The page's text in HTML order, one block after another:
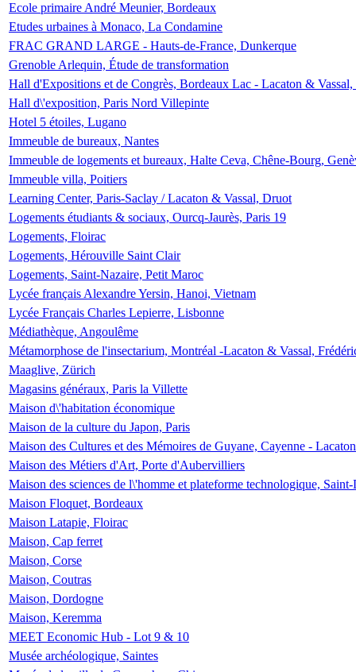
Ecole primaire André Meunier, Bordeaux
Etudes urbaines à Monaco, La Condamine
FRAC GRAND LARGE - Hauts-de-France, Dunkerque
Grenoble Arlequin, Étude de transformation
Hall d'Expositions et de Congrès, Bordeaux Lac - Lacaton &
Hall d\'exposition, Paris Nord Villepinte
Hotel 5 étoiles, Lugano
Immeuble de bureaux, Nantes
Immeuble de logements et bureaux, Halte Ceva, Chêne-Bourg,
Immeuble villa, Poitiers
Learning Center, Paris-Saclay / Lacaton & Vassal, Druot
Logements étudiants & sociaux, Ourcq-Jaurès, Paris 19
Logements, Floirac
Logements, Hérouville Saint Clair
Logements, Saint-Nazaire, Petit Maroc
Lycée français Alexandre Yersin, Hanoi, Vietnam
Lycée Français Charles Lepierre, Lisbonne
Médiathèque, Angoulême
Métamorphose de l'insectarium, Montréal -Lacaton & Vassal,
Maaglive, Zürich
Magasins généraux, Paris la Villette
Maison d\'habitation économique
Maison de la culture du Japon, Paris
Maison des Cultures et des Mémoires de Guyane, Cayenne -
Maison des Métiers d'Art, Porte d'Aubervilliers
Maison des sciences de l\'homme et plateforme technologique,
Maison Floquet, Bordeaux
Maison Latapie, Floirac
Maison, Cap ferret
Maison, Corse
Maison, Coutras
Maison, Dordogne
Maison, Keremma
MEET Economic Hub - Lot 9 & 10
Musée archéologique, Saintes